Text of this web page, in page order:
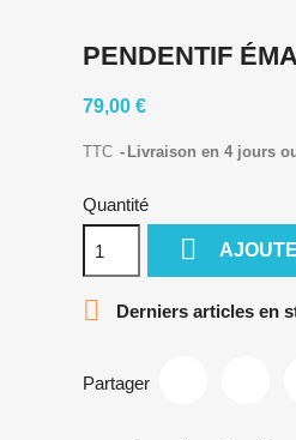
PENDENTIF
79,00 €
TTC Livraison en 4 jours
Quantité

 Derniers articles en
Partager